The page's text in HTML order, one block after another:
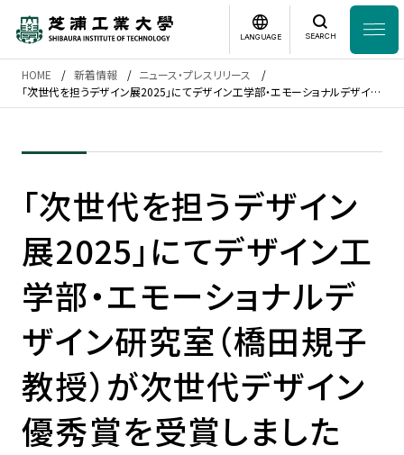
News
芝浦工業大学とは
学部・大学院
研究・産学連携
グローバル
入学案内
学生生活・キャリア支援
LANGUAGE SEARCH
日本語 English
HOME 新着情報
ニュース・プレスリリース
「次世代を担うデザイン展2025」にてデザイン工学部・エモーショナルデザイン
研究室（橋田規子教授）が次世代デザイン優秀賞を受賞しました
「次世代を担うデザイン
展2025」にてデザイン工
学部・エモーショナルデ
ザイン研究室（橋田規子
教授）が次世代デザイン
優秀賞を受賞しました